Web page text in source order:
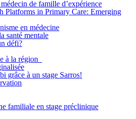
de famille d’expérience
Platforms in Primary Care: Emerging
en médecine
santé mentale
défi?
à la région
grâce à un stage Sarros!
familiale en stage préclinique